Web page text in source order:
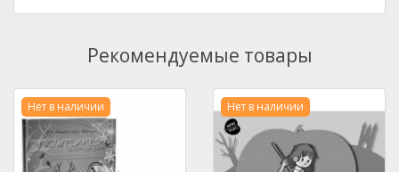
Рекомендуемые товары
Нет в наличии Нет в наличии